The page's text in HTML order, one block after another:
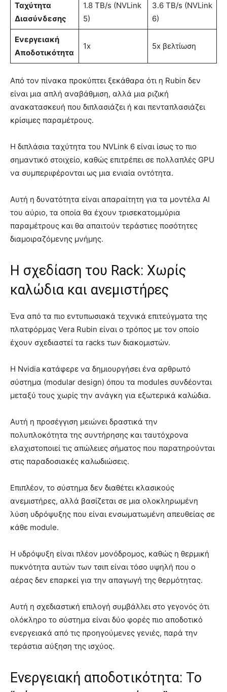
Ταχύτητα
Διασύνδεσης
1.8 TB/s (NVLink
5)
3.6 TB/s (NVLink
6)
Ενεργειακή
Αποδοτικότητα
1x 5x βελτίωση
Από τον πίνακα προκύπτει ξεκάθαρα ότι η Rubin δεν
είναι μια απλή αναβάθμιση, αλλά μια ριζική
ανακατασκευή που διπλασιάζει ή και πενταπλασιάζει
κρίσιμες παραμέτρους.
Η διπλάσια ταχύτητα του NVLink 6 είναι ίσως το πιο
σημαντικό στοιχείο, καθώς επιτρέπει σε πολλαπλές GPU
να συμπεριφέρονται ως μια ενιαία οντότητα.
Αυτή η δυνατότητα είναι απαραίτητη για τα μοντέλα AI
του αύριο, τα οποία θα έχουν τρισεκατομμύρια
παραμέτρους και θα απαιτούν τεράστιες ποσότητες
διαμοιραζόμενης μνήμης.
Η σχεδίαση του Rack: Χωρίς
καλώδια και ανεμιστήρες
Ένα από τα πιο εντυπωσιακά τεχνικά επιτεύγματα της
πλατφόρμας Vera Rubin είναι ο τρόπος με τον οποίο
έχουν σχεδιαστεί τα racks των διακομιστών.
Η Nvidia κατάφερε να δημιουργήσει ένα αρθρωτό
σύστημα (modular design) όπου τα modules συνδέονται
μεταξύ τους χωρίς την ανάγκη για εξωτερικά καλώδια.
Αυτή η προσέγγιση μειώνει δραστικά την
πολυπλοκότητα της συντήρησης και ταυτόχρονα
ελαχιστοποιεί τις απώλειες σήματος που παρατηρούνται
στις παραδοσιακές καλωδιώσεις.
Επιπλέον, το σύστημα δεν διαθέτει κλασικούς
ανεμιστήρες, αλλά βασίζεται σε μια ολοκληρωμένη
λύση υδρόψυξης που είναι ενσωματωμένη απευθείας σε
κάθε module.
Η υδρόψυξη είναι πλέον μονόδρομος, καθώς η θερμική
πυκνότητα αυτών των τσιπ είναι τόσο υψηλή που ο
αέρας δεν επαρκεί για την απαγωγή της θερμότητας.
Αυτή η σχεδιαστική επιλογή συμβάλλει στο γεγονός ότι
ολόκληρο το σύστημα είναι δύο φορές πιο αποδοτικό
ενεργειακά από τις προηγούμενες γενιές, παρά την
τεράστια αύξηση της ισχύος.
Ενεργειακή αποδοτικότητα: Το